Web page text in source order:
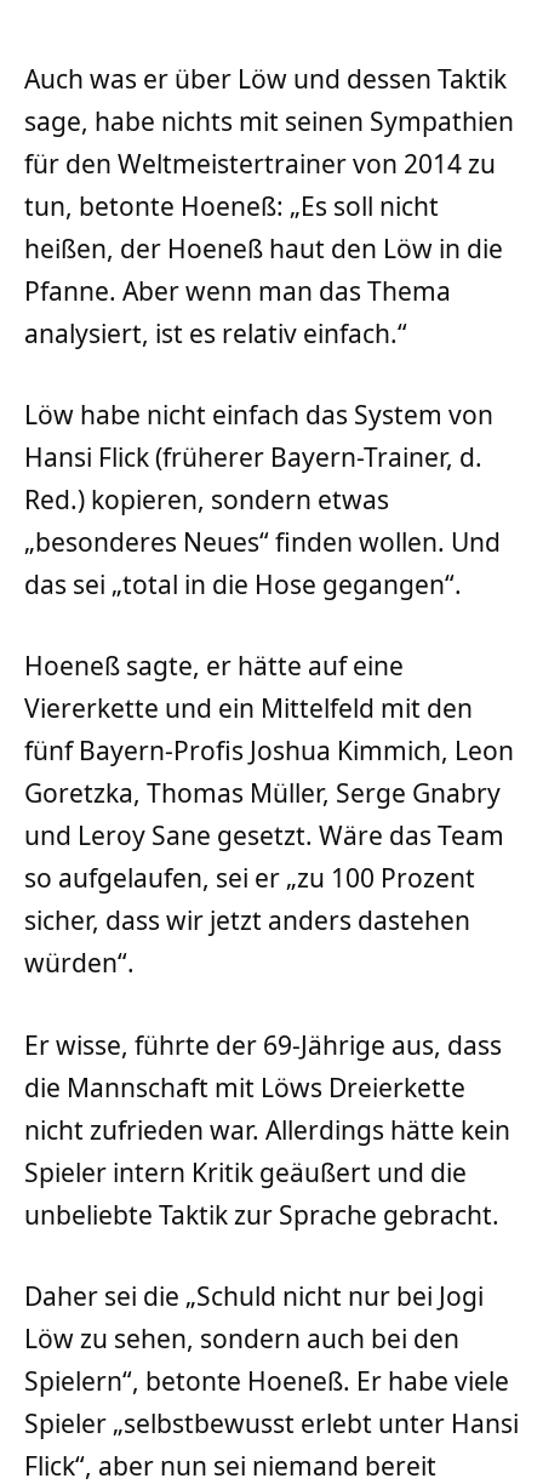
Auch was er über Löw und dessen Taktik
sage, habe nichts mit seinen Sympathien
für den Weltmeistertrainer von 2014 zu
tun, betonte Hoeneß: „Es soll nicht
heißen, der Hoeneß haut den Löw in die
Pfanne. Aber wenn man das Thema
analysiert, ist es relativ einfach.“
Löw habe nicht einfach das System von
Hansi Flick (früherer Bayern-Trainer, d.
Red.) kopieren, sondern etwas
„besonderes Neues“ finden wollen. Und
das sei „total in die Hose gegangen“.
Hoeneß sagte, er hätte auf eine
Viererkette und ein Mittelfeld mit den
fünf Bayern-Profis Joshua Kimmich, Leon
Goretzka, Thomas Müller, Serge Gnabry
und Leroy Sane gesetzt. Wäre das Team
so aufgelaufen, sei er „zu 100 Prozent
sicher, dass wir jetzt anders dastehen
würden“.
Er wisse, führte der 69-Jährige aus, dass
die Mannschaft mit Löws Dreierkette
nicht zufrieden war. Allerdings hätte kein
Spieler intern Kritik geäußert und die
unbeliebte Taktik zur Sprache gebracht.
Daher sei die „Schuld nicht nur bei Jogi
Löw zu sehen, sondern auch bei den
Spielern“, betonte Hoeneß. Er habe viele
Spieler „selbstbewusst erlebt unter Hansi
Flick“, aber nun sei niemand bereit